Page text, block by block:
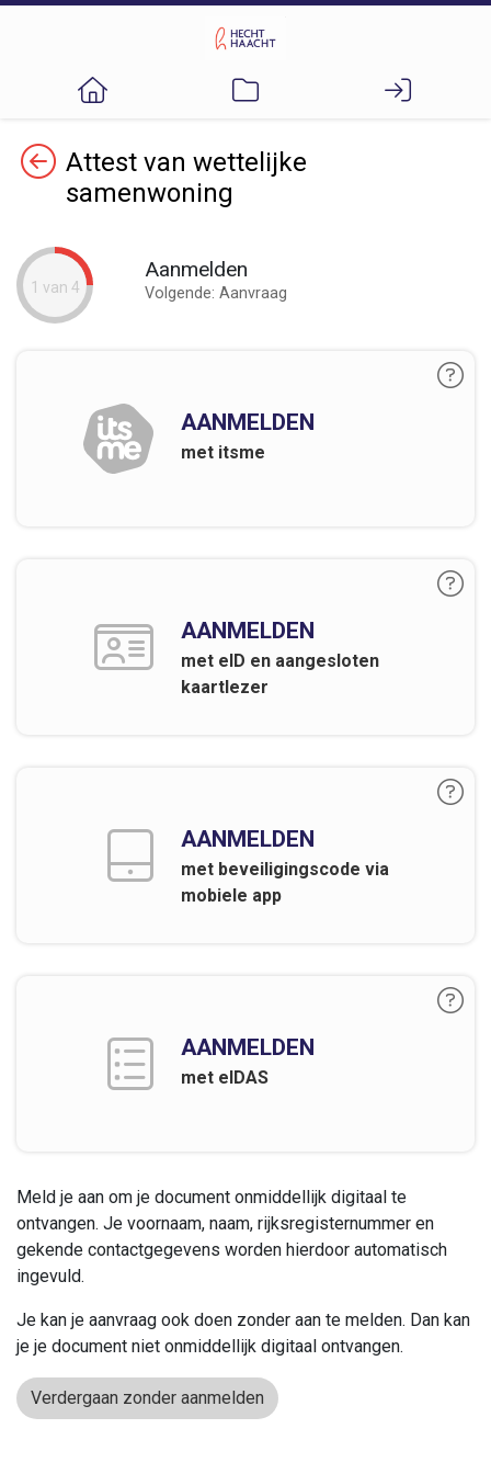
Terug Attest van wettelijke
samenwoning
1 van 4
Aanmelden
Volgende: Aanvraag
AANMELDEN
met itsme
AANMELDEN
met eID en aangesloten
kaartlezer
AANMELDEN
met beveiligingscode via
mobiele app
AANMELDEN
met eIDAS
Meld je aan om je document onmiddellijk digitaal te
ontvangen. Je voornaam, naam, rijksregisternummer en
gekende contactgegevens worden hierdoor automatisch
ingevuld.
Je kan je aanvraag ook doen zonder aan te melden. Dan kan
je je document niet onmiddellijk digitaal ontvangen.
Verdergaan zonder aanmelden